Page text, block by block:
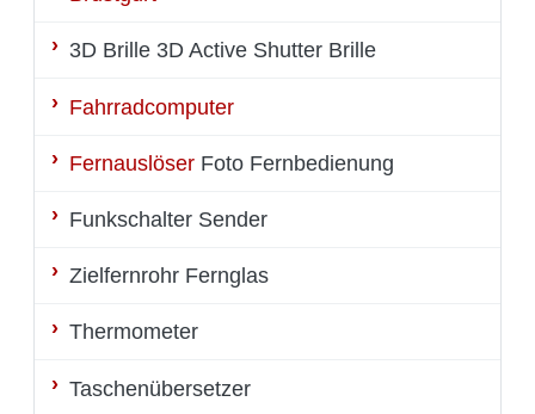
3D Brille 3D Active Shutter Brille
Fahrradcomputer
Fernauslöser Foto Fernbedienung
Funkschalter Sender
Zielfernrohr Fernglas
Thermometer
Taschenübersetzer